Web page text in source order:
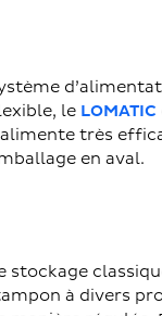
le LOMATIC
très
en aval.
stockage
à divers